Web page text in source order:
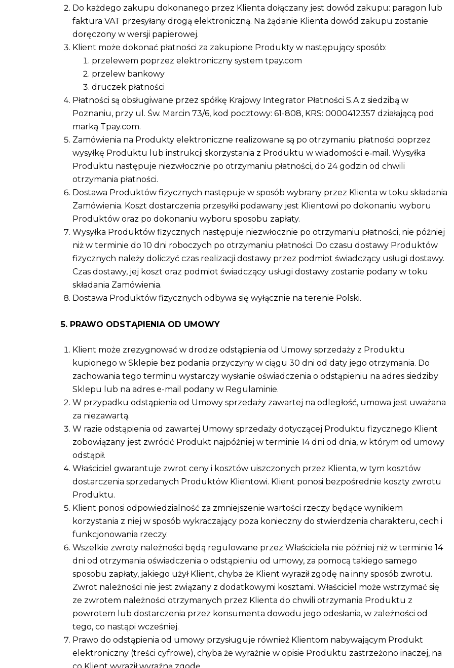
Do każdego zakupu dokonanego przez Klienta dołączany jest dowód zakupu: paragon lub
faktura VAT przesyłany drogą elektroniczną. Na żądanie Klienta dowód zakupu zostanie
doręczony w wersji papierowej.
Klient może dokonać płatności za zakupione Produkty w następujący sposób:
przelewem poprzez elektroniczny system tpay.com
przelew bankowy
druczek płatności
Płatności są obsługiwane przez spółkę Krajowy Integrator Płatności S.A z siedzibą w
Poznaniu, przy ul. Św. Marcin 73/6, kod pocztowy: 61-808, KRS: 0000412357 działającą pod
marką Tpay.com.
Zamówienia na Produkty elektroniczne realizowane są po otrzymaniu płatności poprzez
wysyłkę Produktu lub instrukcji skorzystania z Produktu w wiadomości e‑mail. Wysyłka
Produktu następuje niezwłocznie po otrzymaniu płatności, do 24 godzin od chwili
otrzymania płatności.
Dostawa Produktów fizycznych następuje w sposób wybrany przez Klienta w toku składania
Zamówienia. Koszt dostarczenia przesyłki podawany jest Klientowi po dokonaniu wyboru
Produktów oraz po dokonaniu wyboru sposobu zapłaty.
Wysyłka Produktów fizycznych następuje niezwłocznie po otrzymaniu płatności, nie później
niż w terminie do 10 dni roboczych po otrzymaniu płatności. Do czasu dostawy Produktów
fizycznych należy doliczyć czas realizacji dostawy przez podmiot świadczący usługi dostawy.
Czas dostawy, jej koszt oraz podmiot świadczący usługi dostawy zostanie podany w toku
składania Zamówienia.
Dostawa Produktów fizycznych odbywa się wyłącznie na terenie Polski.
5. PRAWO ODSTĄPIENIA OD UMOWY
Klient może zrezygnować w drodze odstąpienia od Umowy sprzedaży z Produktu
kupionego w Sklepie bez podania przyczyny w ciągu 30 dni od daty jego otrzymania. Do
zachowania tego terminu wystarczy wysłanie oświadczenia o odstąpieniu na adres siedziby
Sklepu lub na adres e-mail podany w Regulaminie.
W przypadku odstąpienia od Umowy sprzedaży zawartej na odległość, umowa jest uważana
za niezawartą.
W razie odstąpienia od zawartej Umowy sprzedaży dotyczącej Produktu fizycznego Klient
zobowiązany jest zwrócić Produkt najpóźniej w terminie 14 dni od dnia, w którym od umowy
odstąpił.
Właściciel gwarantuje zwrot ceny i kosztów uiszczonych przez Klienta, w tym kosztów
dostarczenia sprzedanych Produktów Klientowi. Klient ponosi bezpośrednie koszty zwrotu
Produktu.
Klient ponosi odpowiedzialność za zmniejszenie wartości rzeczy będące wynikiem
korzystania z niej w sposób wykraczający poza konieczny do stwierdzenia charakteru, cech i
funkcjonowania rzeczy.
Wszelkie zwroty należności będą regulowane przez Właściciela nie później niż w terminie 14
dni od otrzymania oświadczenia o odstąpieniu od umowy, za pomocą takiego samego
sposobu zapłaty, jakiego użył Klient, chyba że Klient wyraził zgodę na inny sposób zwrotu.
Zwrot należności nie jest związany z dodatkowymi kosztami. Właściciel może wstrzymać się
ze zwrotem należności otrzymanych przez Klienta do chwili otrzymania Produktu z
powrotem lub dostarczenia przez konsumenta dowodu jego odesłania, w zależności od
tego, co nastąpi wcześniej.
Prawo do odstąpienia od umowy przysługuje również Klientom nabywającym Produkt
elektroniczny (treści cyfrowe), chyba że wyraźnie w opisie Produktu zastrzeżono inaczej, na